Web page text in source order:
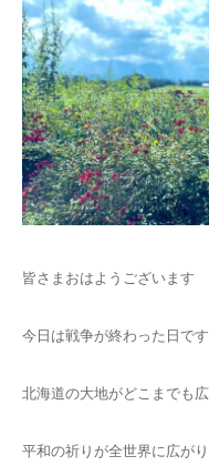
皆さまおはようございます
今日は戦争が終わった日で
北海道の大地がどこまでも
平和の祈りが全世界に広が
メニュー
料金
スクール
ご予約